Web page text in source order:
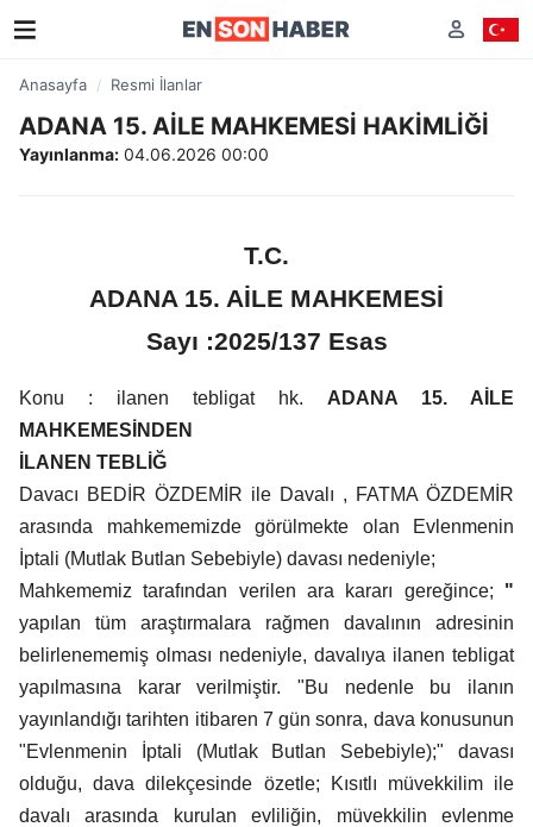
Anasayfa Resmi İlanlar
ADANA 15. AİLE MAHKEMESİ HAKİMLİĞİ
Yayınlanma: 04.06.2026 00:00
T.C.
ADANA 15. AİLE MAHKEMESİ
Sayı :2025/137 Esas
Konu : ilanen tebligat hk. ADANA 15. AİLE
MAHKEMESİNDEN
İLANEN TEBLİĞ
Davacı BEDİR ÖZDEMİR ile Davalı , FATMA ÖZDEMİR
arasında mahkememizde görülmekte olan Evlenmenin
İptali (Mutlak Butlan Sebebiyle) davası nedeniyle;
Mahkememiz tarafından verilen ara kararı gereğince; "
yapılan tüm araştırmalara rağmen davalının adresinin
belirlenememiş olması nedeniyle, davalıya ilanen tebligat
yapılmasına karar verilmiştir. "Bu nedenle bu ilanın
yayınlandığı tarihten itibaren 7 gün sonra, dava konusunun
"Evlenmenin İptali (Mutlak Butlan Sebebiyle);" davası
olduğu, dava dilekçesinde özetle; Kısıtlı müvekkilim ile
davalı arasında kurulan evliliğin, müvekkilin evlenme